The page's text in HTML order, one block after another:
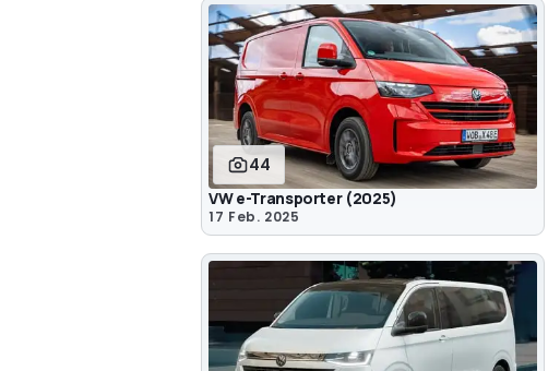
44
VW e-Transporter (2025)
17 Feb. 2025